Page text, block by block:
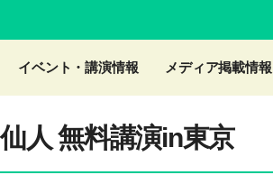
イベント・講演情報 メディア掲載情報
人 無料講演in東京